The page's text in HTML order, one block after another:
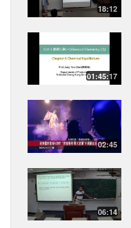
18:12
01:45:17
02:45
06:14